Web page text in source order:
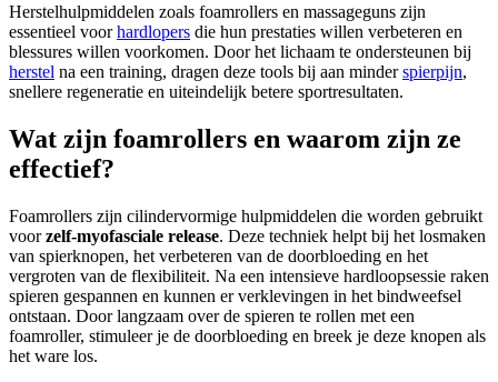
Herstelhulpmiddelen zoals foamrollers en massageguns zijn
essentieel voorhardlopers die hun prestaties willen verbeteren en
blessures willen voorkomen. Door het lichaam te ondersteunen bij
herstel na een training, dragen deze tools bij aan minderspierpijn,
snellere regeneratie en uiteindelijk betere sportresultaten.
Wat zijn foamrollers en waarom zijn ze
effectief?
Foamrollers zijn cilindervormige hulpmiddelen die worden gebruikt
voorzelf-myofasciale release. Deze techniek helpt bij het losmaken
van spierknopen, het verbeteren van de doorbloeding en het
vergroten van de flexibiliteit. Na een intensieve hardloopsessie raken
spieren gespannen en kunnen er verklevingen in het bindweefsel
ontstaan. Door langzaam over de spieren te rollen met een
foamroller, stimuleer je de doorbloeding en breek je deze knopen als
het ware los.